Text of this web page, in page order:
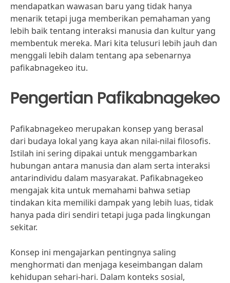
mendapatkan wawasan baru yang tidak hanya
menarik tetapi juga memberikan pemahaman yang
lebih baik tentang interaksi manusia dan kultur yang
membentuk mereka. Mari kita telusuri lebih jauh dan
menggali lebih dalam tentang apa sebenarnya
pafikabnagekeo itu.
Pengertian Pafikabnagekeo
Pafikabnagekeo merupakan konsep yang berasal
dari budaya lokal yang kaya akan nilai-nilai filosofis.
Istilah ini sering dipakai untuk menggambarkan
hubungan antara manusia dan alam serta interaksi
antarindividu dalam masyarakat. Pafikabnagekeo
mengajak kita untuk memahami bahwa setiap
tindakan kita memiliki dampak yang lebih luas, tidak
hanya pada diri sendiri tetapi juga pada lingkungan
sekitar.
Konsep ini mengajarkan pentingnya saling
menghormati dan menjaga keseimbangan dalam
kehidupan sehari-hari. Dalam konteks sosial,